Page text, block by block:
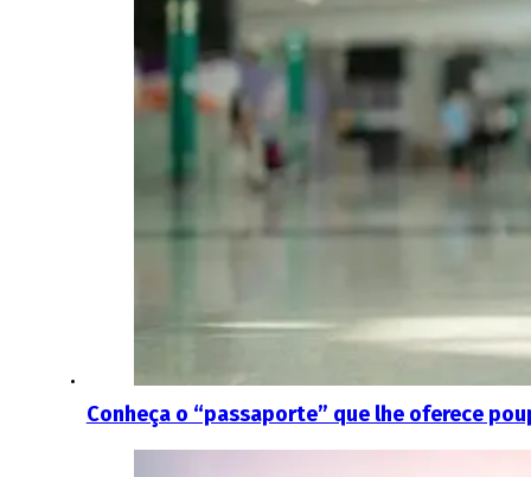
Conheça o “passaporte” que lhe oferece